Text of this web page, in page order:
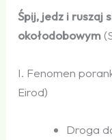
Śpij, jedz i ruszaj
okołodobowym
I. Fenomen
Eirod)
Droga